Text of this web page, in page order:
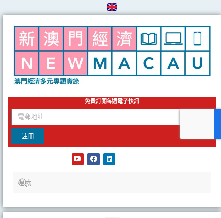
to
content
免費訂閱每週電子快訊
email
註冊
Y
o
F
a
L
i